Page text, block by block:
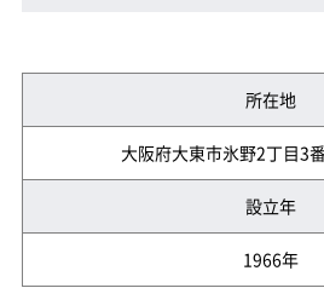
所在地
大阪府大東市氷野2丁目3
設立年
1966年